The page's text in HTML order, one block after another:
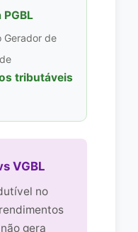
Gerador de
tributáveis
VGBL
no
gera